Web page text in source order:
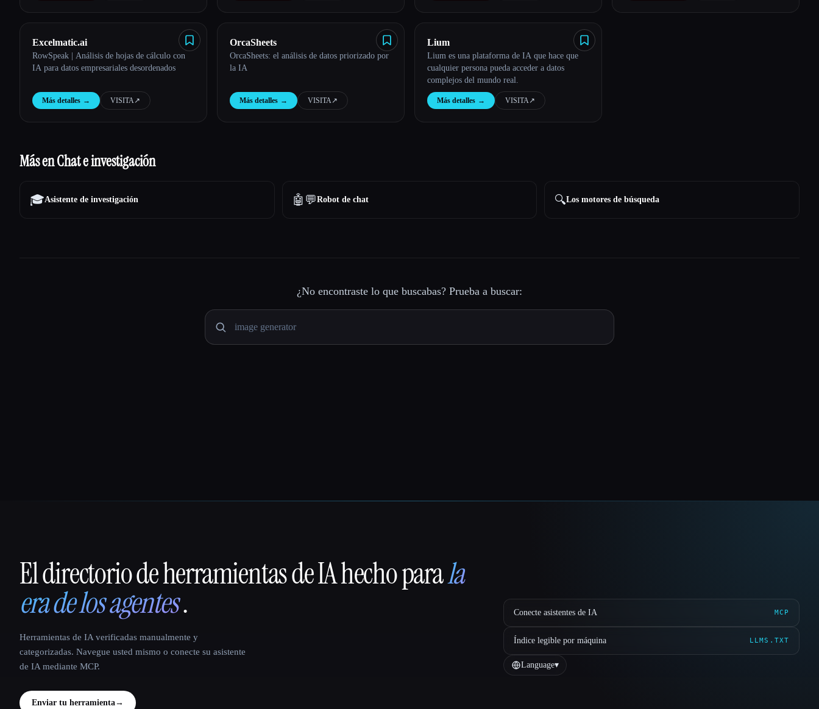
Excelmatic.ai
RowSpeak | Análisis de hojas de cálculo con
IA para datos empresariales desordenados
Más detalles → VISITA↗︎
OrcaSheets
OrcaSheets: el análisis de datos priorizado por
la IA
Más detalles → VISITA↗︎
Lium
Lium es una plataforma de IA que hace que
cualquier persona pueda acceder a datos
complejos del mundo real.
Más detalles → VISITA↗︎
Más en Chat e investigación
🎓Asistente de investigación 🤖💬Robot de chat 🔍Los motores de búsqueda
¿No encontraste lo que buscabas? Prueba a buscar:
That AI Collection
El directorio de herramientas de IA hecho parala
era de los agentes.
Herramientas de IA verificadas manualmente y
categorizadas. Navegue usted mismo o conecte su asistente
de IA mediante MCP.
Enviar tu herramienta→
Conecte asistentes de IA MCP
Índice legible por máquina LLMS.TXT
Language▾